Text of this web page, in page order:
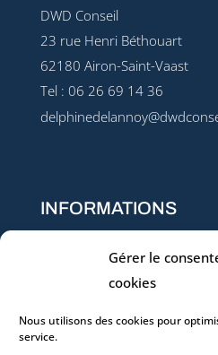
Gérer le
cookies
Nous utilisons des cookies pour
service.
DWD Conseil
23 rue Henri Béthouart
62180 Airon-Saint-Vaast
Tel : 06 26 69 14 36
INFORMATIONS
Conditions générales de vente
Règlement intérieur
QUALIOPI)